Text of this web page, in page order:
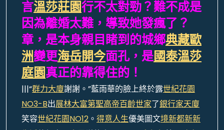
言溫莎莊園行不太對勁？難不成是
因為離婚太難，導致她發瘋了？
章，是本身親目睹到的城鄉典藏歐
洲變更海岳開今面孔，是國泰溫莎
庭園真正的靠得住的！
|||“群力大廈謝謝。”藍雨華的臉上終於露世紀花園
NO3-B出展林大富第聖高帝百齡世家了銀行家天廈
笑容世紀花園NO12 。 得意人生優美圖文境新都新新